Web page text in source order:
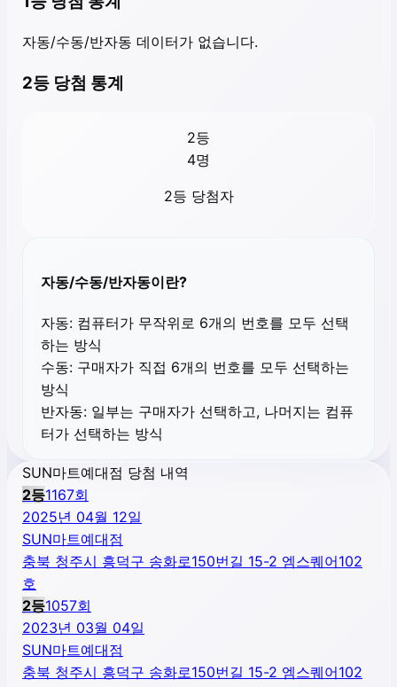
자동/수동/반자동 데이터가 없습니다.
2등 당첨 통계
2등
4명
2등 당첨자
자동/수동/반자동이란?
자동: 컴퓨터가 무작위로 6개의 번호를 모두 선택
하는 방식
수동: 구매자가 직접 6개의 번호를 모두 선택하는
방식
반자동: 일부는 구매자가 선택하고, 나머지는 컴퓨
터가 선택하는 방식
SUN마트예대점 당첨 내역
2등1167회
2025년 04월 12일
SUN마트예대점
충북 청주시 흥덕구 송화로150번길 15-2 엠스퀘어102
호
2등1057회
2023년 03월 04일
SUN마트예대점
충북 청주시 흥덕구 송화로150번길 15-2 엠스퀘어102